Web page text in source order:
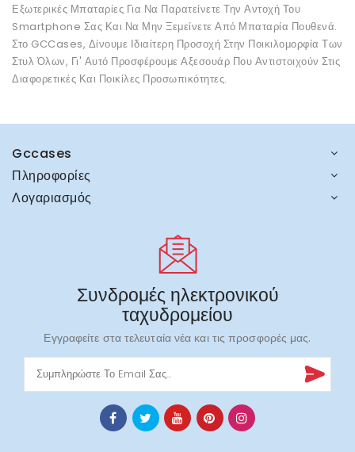
Εξωτερικές Μπαταρίες Για Να Παρατείνετε Την Αντοχή Του
Smartphone Σας Και Να Μην Ξεμείνετε Από Μπαταρία Πουθενά.
Στο GCCases, Δίνουμε Ιδιαίτερη Προσοχή Στην Ποικιλομορφία Των
Στυλ Όλων, Γι' Αυτό Προσφέρουμε Αξεσουάρ Που Αντιστοιχούν Στις
Διαφορετικές Και Ποικίλες Προσωπικότητες.
Gccases
Πληροφορίες
Λογαριασμός
Συνδρομές ηλεκτρονικού
ταχυδρομείου
Εγγραφείτε στα τελευταία νέα και τις προσφορές μας.